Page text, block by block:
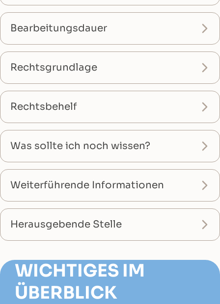
Bearbeitungsdauer
Rechtsgrundlage
Rechtsbehelf
Was sollte ich noch wissen?
Weiterführende Informationen
Herausgebende Stelle
WICHTIGES IM
ÜBERBLICK